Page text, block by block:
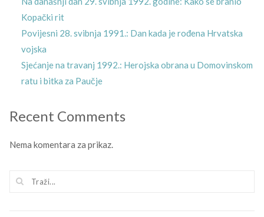
Kopački rit
Povijesni 28. svibnja 1991.: Dan kada je rođena Hrvatska
vojska
Sjećanje na travanj 1992.: Herojska obrana u Domovinskom
ratu i bitka za Paučje
Recent Comments
Nema komentara za prikaz.